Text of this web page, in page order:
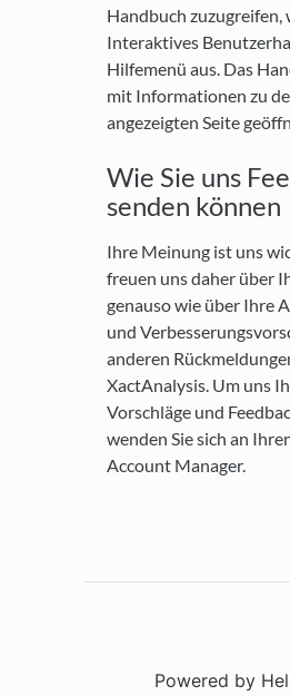
Handbuch zuzugreifen,
Interaktives
Hilfemenü aus. Das
mit Informationen zu
angezeigten Seite
Wie Sie uns
senden können
Ihre Meinung ist uns
freuen uns daher über
genauso wie über Ihre
und
anderen
XactAnalysis. Um uns
Vorschläge und
wenden Sie sich an
Account Manager.
Powered by